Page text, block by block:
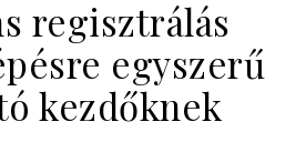
regisztrálás
egyszerű
kezdőknek